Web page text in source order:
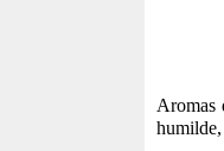
Aromas
humilde,